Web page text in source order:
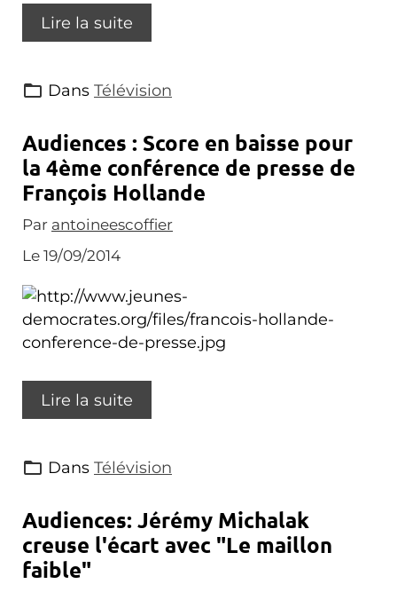
Lire la suite
Dans Télévision
Audiences : Score en baisse pour
la 4ème conférence de presse de
François Hollande
Par antoineescoffier
Le 19/09/2014
Lire la suite
Dans Télévision
Audiences: Jérémy Michalak
creuse l'écart avec "Le maillon
faible"